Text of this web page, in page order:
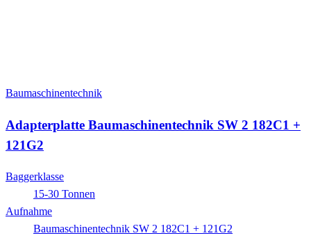
Baumaschinentechnik
Adapterplatte Baumaschinentechnik SW 2 182C1 +
121G2
Baggerklasse
15-30 Tonnen
Aufnahme
Baumaschinentechnik SW 2 182C1 + 121G2